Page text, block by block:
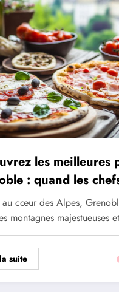
les meilleures
: quand les
la tradition
cœur des Alpes,
montagnes majestueuses
suite